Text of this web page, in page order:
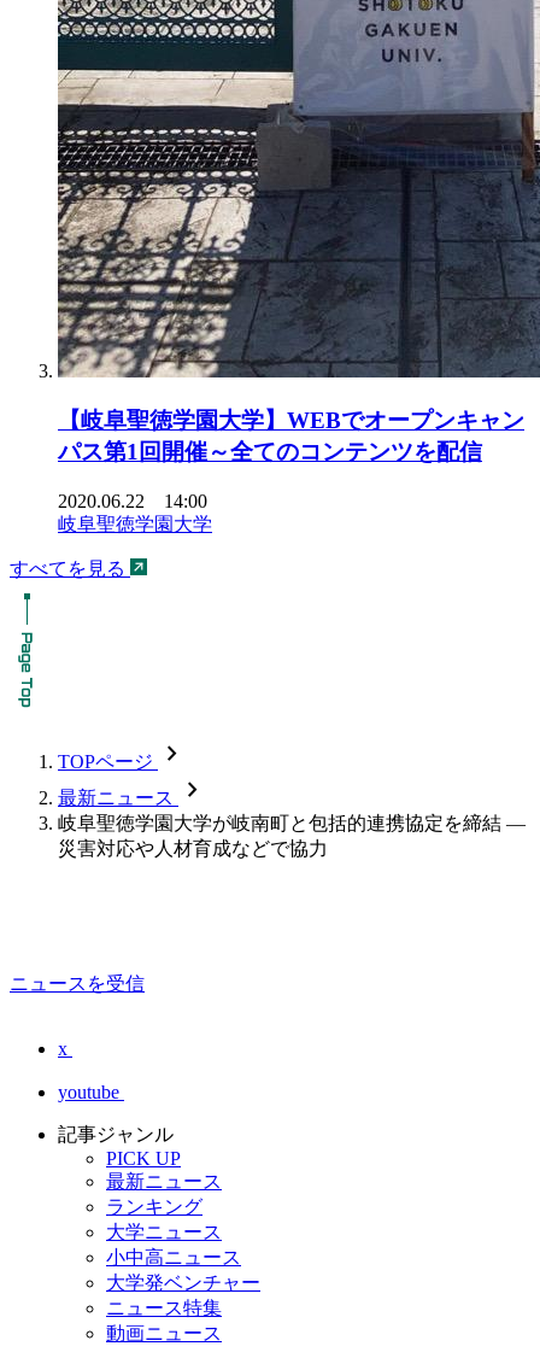
【岐阜聖徳学園大学】WEBでオープンキャン
パス第1回開催～全てのコンテンツを配信
2020.06.22 14:00
岐阜聖徳学園大学
すべてを見る
TOPページ chevron_forward
最新ニュース chevron_forward
岐阜聖徳学園大学が岐南町と包括的連携協定を締結 —
災害対応や人材育成などで協力
ニュースを受信
x
youtube
記事ジャンル
PICK UP
最新ニュース
ランキング
大学ニュース
小中高ニュース
大学発ベンチャー
ニュース特集
動画ニュース